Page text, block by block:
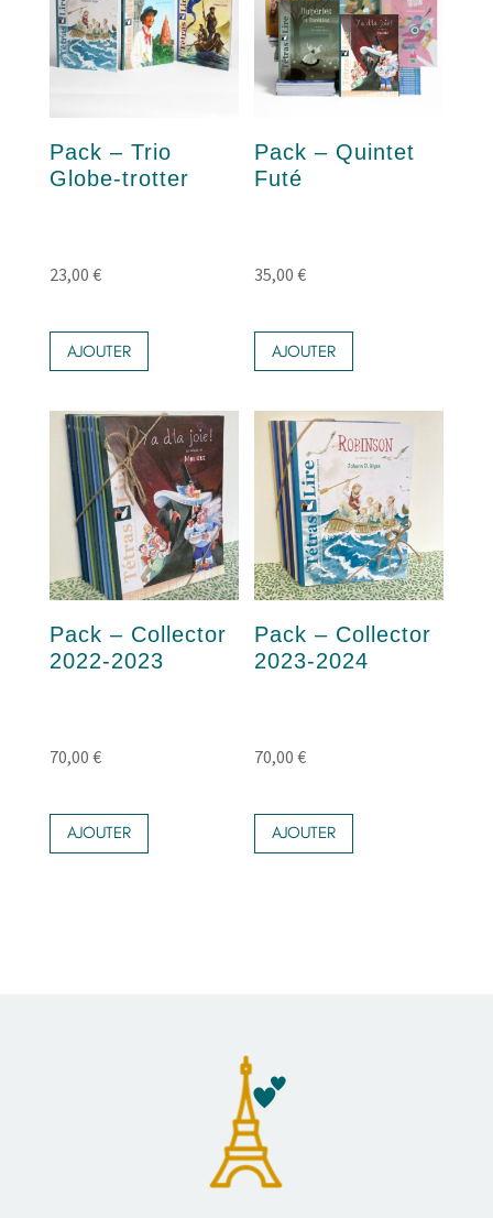
Pack – Trio
Globe-trotter
23,00 €
AJOUTER
Pack – Quintet
Futé
35,00€
AJOUTER
Pack – Collector
2022-2023
70,00 €
AJOUTER
Pack – Collector
2023-2024
70,00€
AJOUTER